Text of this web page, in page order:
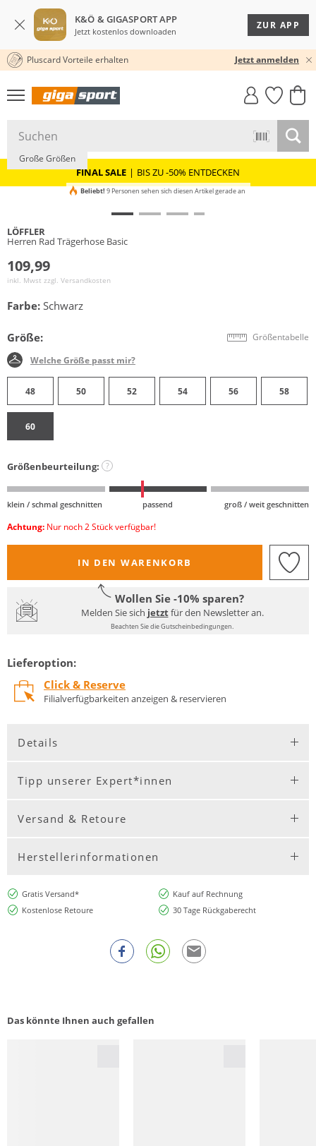
K&Ö & GIGASPORT APP
Jetzt kostenlos downloaden
ZUR APP
30 TAGE RÜCKGABERECHT
Pluscard Vorteile erhalten Jetzt anmelden
GIGASTYLE
FAHRRAD­
MUST-HAVE
FINAL SALE | BIS ZU -50% ENTDECKEN
Nachhaltig
Große Größen
Beliebt! 9 Personen sehen sich diesen Artikel gerade an
LÖFFLER
Herren Rad Trägerhose Basic
109,99
inkl. Mwst zzgl. Versandkosten
Farbe: Schwarz
Größe: Größentabelle
Welche Größe passt mir?
48 50 52 54 56 58
60
Größenbeurteilung: ?
klein / schmal geschnitten passend groß / weit geschnitten
Achtung: Nur noch 2 Stück verfügbar!
IN DEN WARENKORB
Wollen Sie -10% sparen?
Melden Sie sich jetztfür den Newsletter an.
Beachten Sie die Gutscheinbedingungen.
Lieferoption:
Click & Reserve
Filialverfügbarkeiten anzeigen & reservieren
Details
Tipp unserer Expert*innen
Versand & Retoure
Herstellerinformationen
Gratis Versand*
Kauf auf Rechnung
Kostenlose Retoure
30 Tage Rückgaberecht
Das könnte Ihnen auch gefallen